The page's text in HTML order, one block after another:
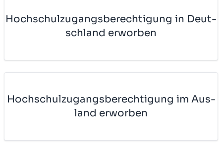
Hoch­schul­zu­gangs­be­rech­ti­gung in Deut­
sch­land er­wor­ben
Hoch­schul­zu­gangs­be­rech­ti­gung im Aus­
land er­wor­ben